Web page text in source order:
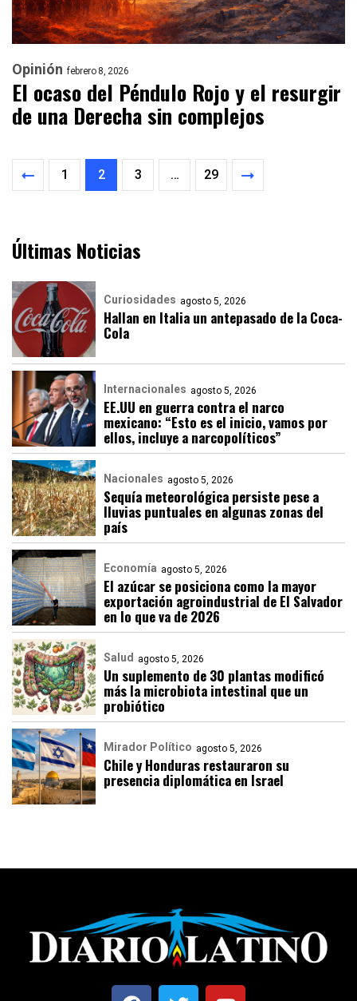
Opinión febrero 8, 2026
El ocaso del Péndulo Rojo y el resurgir
de una Derecha sin complejos
1 2 3 … 29
Últimas Noticias
Curiosidades agosto 5, 2026
Hallan en Italia un antepasado de la Coca-
Cola
Internacionales agosto 5, 2026
EE.UU en guerra contra el narco
mexicano: “Esto es el inicio, vamos por
ellos, incluye a narcopolíticos”
Nacionales agosto 5, 2026
Sequía meteorológica persiste pese a
lluvias puntuales en algunas zonas del
país
Economía agosto 5, 2026
El azúcar se posiciona como la mayor
exportación agroindustrial de El Salvador
en lo que va de 2026
Salud agosto 5, 2026
Un suplemento de 30 plantas modificó
más la microbiota intestinal que un
probiótico
Mirador Político agosto 5, 2026
Chile y Honduras restauraron su
presencia diplomática en Israel